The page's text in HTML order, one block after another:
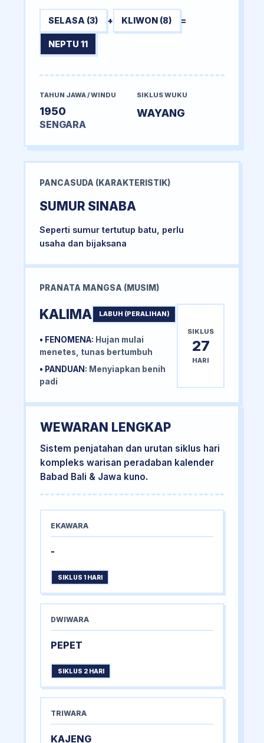
SELASA (3) + KLIWON (8) =
NEPTU 11
TAHUN JAWA / WINDU
1950
SENGARA
SIKLUS WUKU
WAYANG
PANCASUDA (KARAKTERISTIK)
SUMUR SINABA
Seperti sumur tertutup batu, perlu
usaha dan bijaksana
PRANATA MANGSA (MUSIM)
KALIMA LABUH (PERALIHAN)
• FENOMENA: Hujan mulai
menetes, tunas bertumbuh
• PANDUAN: Menyiapkan benih
padi
SIKLUS
27
HARI
WEWARAN LENGKAP
Sistem penjatahan dan urutan siklus hari
kompleks warisan peradaban kalender
Babad Bali & Jawa kuno.
EKAWARA
-
SIKLUS 1 HARI
DWIWARA
PEPET
SIKLUS 2 HARI
TRIWARA
KAJENG